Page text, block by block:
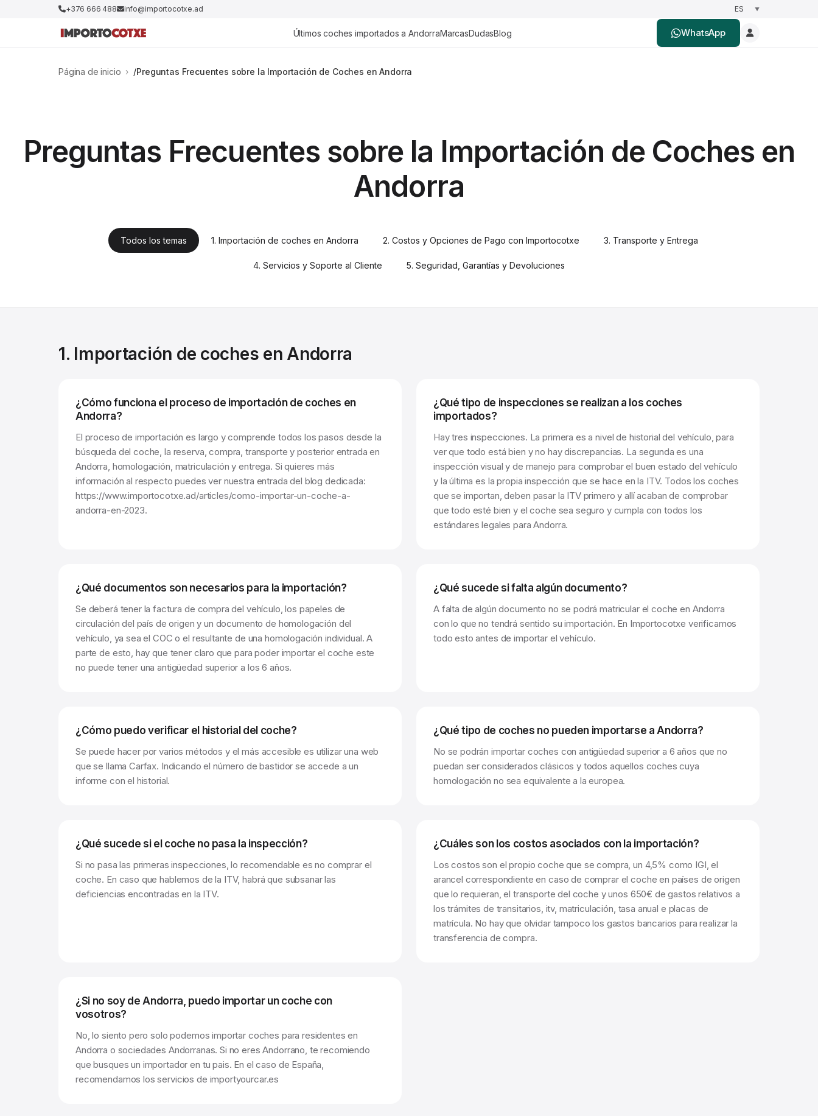
+376 666 488 info@importocotxe.ad
Últimos coches importados a AndorraMarcasDudasBlog WhatsApp
Página de inicio › Preguntas Frecuentes sobre la Importación de Coches en Andorra
Preguntas Frecuentes sobre la Importación de Coches en
Andorra
Todos los temas 1. Importación de coches en Andorra 2. Costos y Opciones de Pago con Importocotxe 3. Transporte y Entrega
4. Servicios y Soporte al Cliente 5. Seguridad, Garantías y Devoluciones
1. Importación de coches en Andorra
¿Cómo funciona el proceso de importación de coches en
Andorra?
El proceso de importación es largo y comprende todos los pasos desde la
búsqueda del coche, la reserva, compra, transporte y posterior entrada en
Andorra, homologación, matriculación y entrega. Si quieres más
información al respecto puedes ver nuestra entrada del blog dedicada:
https://www.importocotxe.ad/articles/como-importar-un-coche-a-
andorra-en-2023.
¿Qué tipo de inspecciones se realizan a los coches
importados?
Hay tres inspecciones. La primera es a nivel de historial del vehículo, para
ver que todo está bien y no hay discrepancias. La segunda es una
inspección visual y de manejo para comprobar el buen estado del vehículo
y la última es la propia inspección que se hace en la ITV. Todos los coches
que se importan, deben pasar la ITV primero y allí acaban de comprobar
que todo esté bien y el coche sea seguro y cumpla con todos los
estándares legales para Andorra.
¿Qué documentos son necesarios para la importación?
Se deberá tener la factura de compra del vehículo, los papeles de
circulación del país de origen y un documento de homologación del
vehículo, ya sea el COC o el resultante de una homologación individual. A
parte de esto, hay que tener claro que para poder importar el coche este
no puede tener una antigüedad superior a los 6 años.
¿Qué sucede si falta algún documento?
A falta de algún documento no se podrá matricular el coche en Andorra
con lo que no tendrá sentido su importación. En Importocotxe verificamos
todo esto antes de importar el vehículo.
¿Cómo puedo verificar el historial del coche?
Se puede hacer por varios métodos y el más accesible es utilizar una web
que se llama Carfax. Indicando el número de bastidor se accede a un
informe con el historial.
¿Qué tipo de coches no pueden importarse a Andorra?
No se podrán importar coches con antigüedad superior a 6 años que no
puedan ser considerados clásicos y todos aquellos coches cuya
homologación no sea equivalente a la europea.
¿Qué sucede si el coche no pasa la inspección?
Si no pasa las primeras inspecciones, lo recomendable es no comprar el
coche. En caso que hablemos de la ITV, habrá que subsanar las
deficiencias encontradas en la ITV.
¿Cuáles son los costos asociados con la importación?
Los costos son el propio coche que se compra, un 4,5% como IGI, el
arancel correspondiente en caso de comprar el coche en países de origen
que lo requieran, el transporte del coche y unos 650€ de gastos relativos a
los trámites de transitarios, itv, matriculación, tasa anual e placas de
matrícula. No hay que olvidar tampoco los gastos bancarios para realizar la
transferencia de compra.
¿Si no soy de Andorra, puedo importar un coche con
vosotros?
No, lo siento pero solo podemos importar coches para residentes en
Andorra o sociedades Andorranas. Si no eres Andorrano, te recomiendo
que busques un importador en tu pais. En el caso de España,
recomendamos los servicios de importyourcar.es